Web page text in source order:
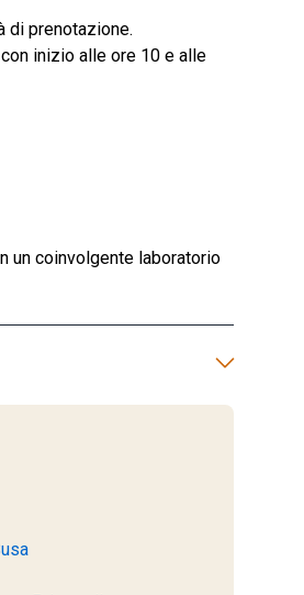
di prenotazione.
inizio alle ore 10 e alle
un coinvolgente laboratorio